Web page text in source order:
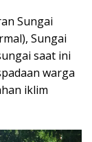
Sungai
Sungai
saat ini
warga
iklim